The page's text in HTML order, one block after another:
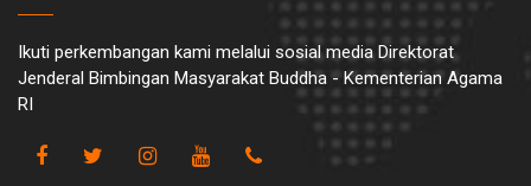
Ikuti perkembangan kami melalui sosial media Direktorat
Jenderal Bimbingan Masyarakat Buddha - Kementerian Agama
RI